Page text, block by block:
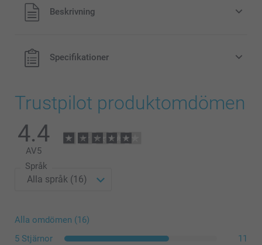
Alla priser är i svenska kronor (SEK), inklusive moms och
exklusive porto.
Beskrivning
Specifikationer
Trustpilot produktomdömen
4.4
AV5
Språk
Alla omdömen (16)
5 Stjärnor
11